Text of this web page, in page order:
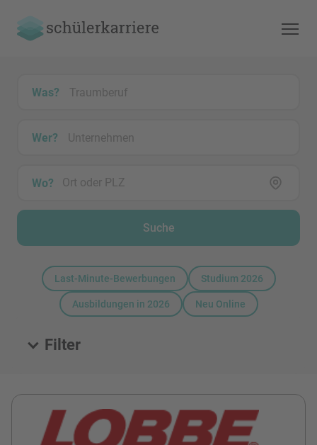
Was?
Wer?
Wo?
Suche
Last-Minute-Bewerbungen Studium 2026
Ausbildungen in 2026 Neu Online
Filter
Alle Stellen